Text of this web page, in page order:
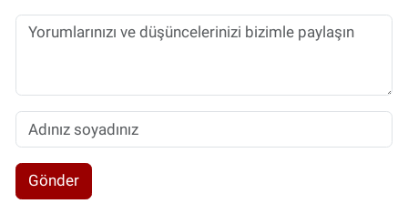
Gönder